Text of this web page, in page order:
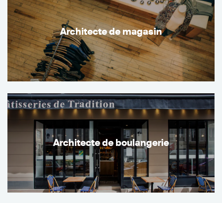
Architecte de magasin
Architecte de boulangerie